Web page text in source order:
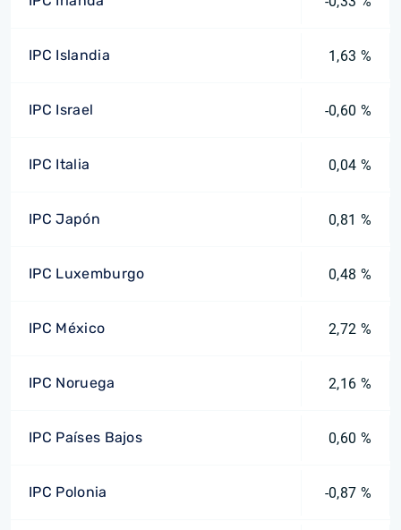
IPC Islandia 1,63 %
IPC Israel -0,60 %
IPC Italia 0,04 %
IPC Japón 0,81 %
IPC Luxemburgo 0,48 %
IPC México 2,72 %
IPC Noruega 2,16 %
IPC Países Bajos 0,60 %
IPC Polonia -0,87 %